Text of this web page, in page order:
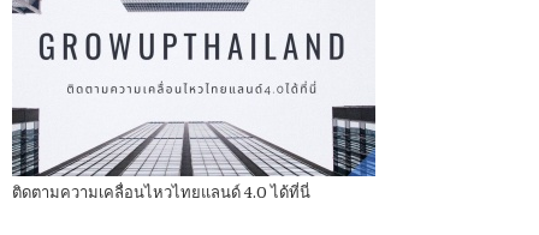
ติดตามความเคลื่อนไหวไทยแลนด์ 4.0 ได้ที่นี่